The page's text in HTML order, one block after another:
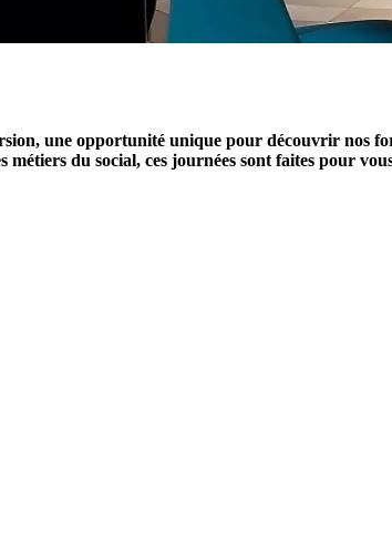
une opportunité unique pour découvrir nos
du social, ces journées sont faites pour